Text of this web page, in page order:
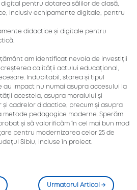
pentru dotarea sălilor de clasă,
inclusiv echipamente digitale, pentru
didactice și digitale pentru
am identificat nevoia de investiții
calității actului educațional,
Indubitabil, starea și tipul
impact nu numai asupra accesului la
acesteia, asupra moralului și
cadrelor didactice, precum și asupra
metode pedagogice moderne. Sperăm
și să valorificăm în cel mai bun mod
pentru modernizarea celor 25 de
Sibiu, incluse în proiect.
Urmatorul Articol →